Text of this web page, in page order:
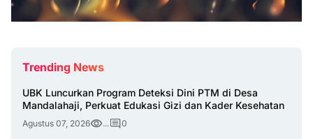
Trending News
UBK Luncurkan Program Deteksi Dini PTM di Desa
Mandalahaji, Perkuat Edukasi Gizi dan Kader Kesehatan
Agustus 07, 2026 ... 0